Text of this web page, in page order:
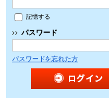
記憶する
パスワード
パスワードを忘れた方